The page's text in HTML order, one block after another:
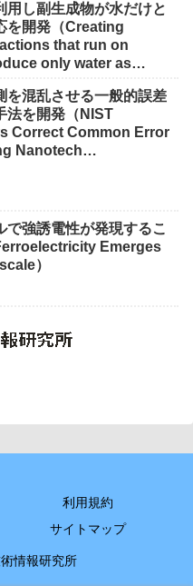
用し副生成物が水だけと
を開発（Creating
that run on
only water as
を混乱させる一般的誤差
法を開発（NIST
Correct Common Error
Nanotech
で強誘電性が発現するこ
Emerges
）
利用規約
サイトマップ
情報研究所